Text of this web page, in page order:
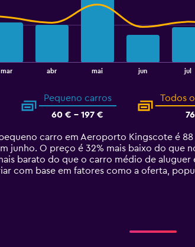
mar abr mai jun jul
Pequeno carros
60 € - 197 €
Todos
carro em Aeroporto Kingscote é
junho. O preço é 32% mais baixo do que
barato do que o carro médio de
com base em fatores como a oferta,